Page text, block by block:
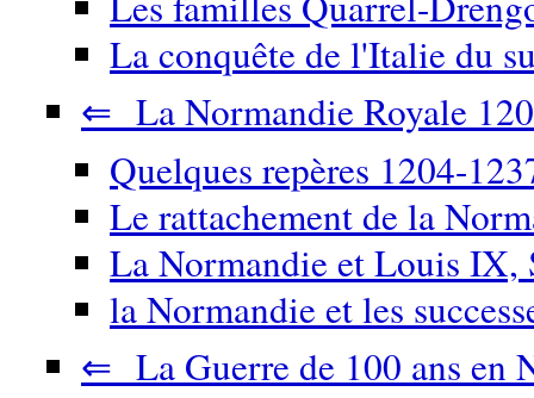
La conquête de l'Italie du
⇐ La Normandie Royale
Quelques repères 1204-
Le rattachement de la
La Normandie et Louis IX,
la Normandie et les
⇐ La Guerre de 100 ans en